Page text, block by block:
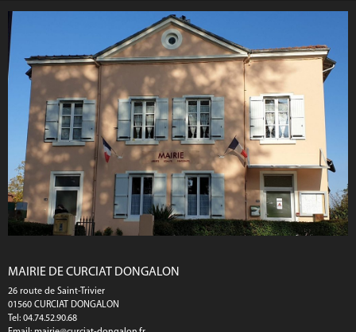
MAIRIE DE CURCIAT DONGALON
26 route de Saint-Trivier
01560 CURCIAT DONGALON
Tel: 04.74.52.90.68